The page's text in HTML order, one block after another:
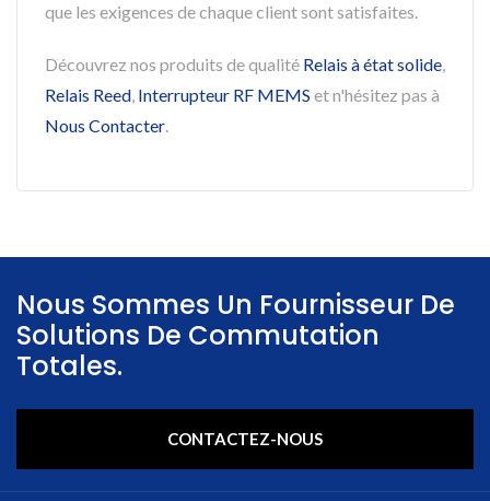
que les exigences de chaque client sont satisfaites.
Découvrez nos produits de qualité Relais à état solide,
Relais Reed, Interrupteur RF MEMS et n'hésitez pas à
Nous Contacter.
Nous Sommes Un Fournisseur De
Solutions De Commutation
Totales.
CONTACTEZ-NOUS